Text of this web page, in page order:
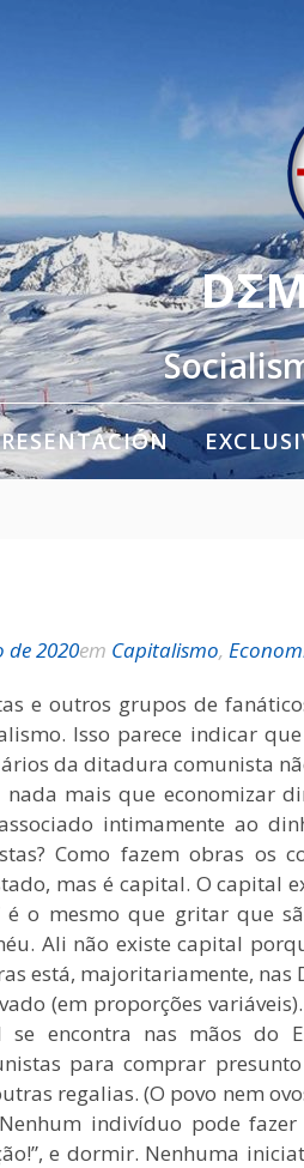
de 2020em Capitalismo,
e outros grupos de
Isso parece indicar
da ditadura comunista
mais que economizar
intimamente ao
Como fazem obras os
mas é capital. O capital
é o mesmo que gritar que
Ali não existe capital
está, majoritariamente, nas
(em proporções
encontra nas mãos do
para comprar
regalias. (O povo nem
indivíduo pode
e dormir. Nenhuma